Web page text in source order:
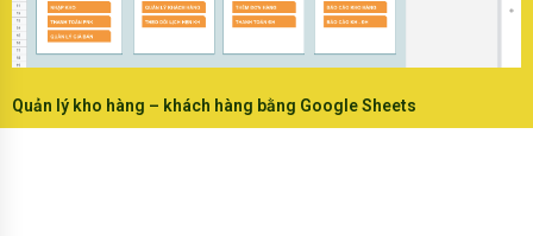
Quản lý kho hàng – khách hàng bằng Google Sheets